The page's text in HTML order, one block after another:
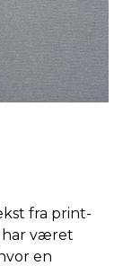
fra print-
har været
en